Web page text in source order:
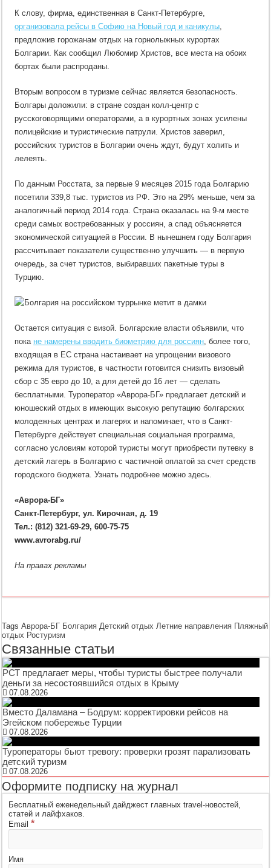
К слову, фирма, единственная в Санкт-Петербурге,
организовала рейсы в Софию на Новый год и каникулы
предложив горожанам отдых на горнолыжных курортах
Болгарии. Как сообщил Любомир Христов, все места на обоих
бортах были распроданы.
Вторым вопросом в туризме сейчас является безопасность.
Болгары доложили: в стране создан колл-центр с
русскоговорящими операторами, а в курортных зонах усилены
полицейские и туристические патрули. Христов заверил,
российских туристов в Болгарии очень ждут, будут холить и
лелеять.
По данным Росстата, за первые 9 месяцев 2015 года Болгарию
посетили 339,8 тыс. туристов из РФ. Это на 29% меньше, чем за
аналогичный период 2014 года. Страна оказалась на 9-м месте
среди самых востребованных у россиян, а спад объясняется
экономической ситуацией в России. В нынешнем году Болгария
рассчитывает показатели существенно улучшить — в первую
очередь, за счет туристов, выбиравших пакетные туры в
Турцию.
Остается ситуация с визой. Болгарские власти объявили, что
пока не намерены вводить биометрию для россиян, более того,
входящая в ЕС страна настаивает на упрощении визового
режима для туристов, в частности готовится снизить визовый
сбор с 35 евро до 10, а для детей до 16 лет — сделать
бесплатными. Туроператор «Аврора-БГ» предлагает детский и
юношеский отдых в имеющих высокую репутацию болгарских
молодежных центрах и лагерях и напоминает, что в Санкт-
Петербурге действует специальная социальная программа,
согласно условиям которой туристы могут приобрести путевку в
детский лагерь в Болгарию с частичной оплатой за счет средств
городского бюджета. Узнать подробнее можно здесь.
«Аврора-БГ»
Санкт-Петербург, ул. Кирочная, д. 19
Тел.: (812) 321-69-29, 600-75-75
www.avrorabg.ru/
На правах рекламы
TagsАврора-БГ Болгария Детский отдых Летние направления Пляжный
отдых Ростуризм
Связанные статьи
РСТ предлагает меры, чтобы туристы быстрее получали
деньги за несостоявшийся отдых в Крыму
07.08.2026
Вместо Даламана – Бодрум: корректировки рейсов на
Эгейском побережье Турции
07.08.2026
Туроператоры бьют тревогу: проверки грозят парализовать
детский туризм
07.08.2026
Оформите подписку на журнал
Бесплатный еженедельный дайджест главных travel-новостей,
статей и лайфхаков.
Email*
Имя